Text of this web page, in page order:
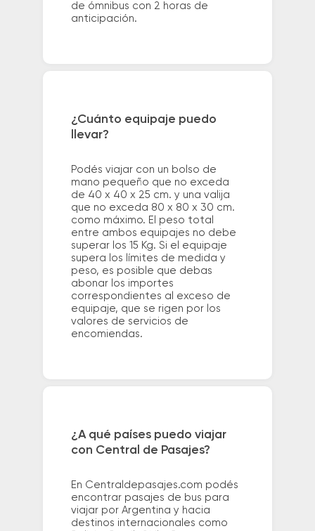
de ómnibus con 2 horas de
anticipación.
¿Cuánto equipaje puedo
llevar?
Podés viajar con un bolso de
mano pequeño que no exceda
de 40 x 40 x 25 cm. y una valija
que no exceda 80 x 80 x 30 cm.
como máximo. El peso total
entre ambos equipajes no debe
superar los 15 Kg. Si el equipaje
supera los límites de medida y
peso, es posible que debas
abonar los importes
correspondientes al exceso de
equipaje, que se rigen por los
valores de servicios de
encomiendas.
¿A qué países puedo viajar
con Central de Pasajes?
En Centraldepasajes.com podés
encontrar pasajes de bus para
viajar por Argentina y hacia
destinos internacionales como